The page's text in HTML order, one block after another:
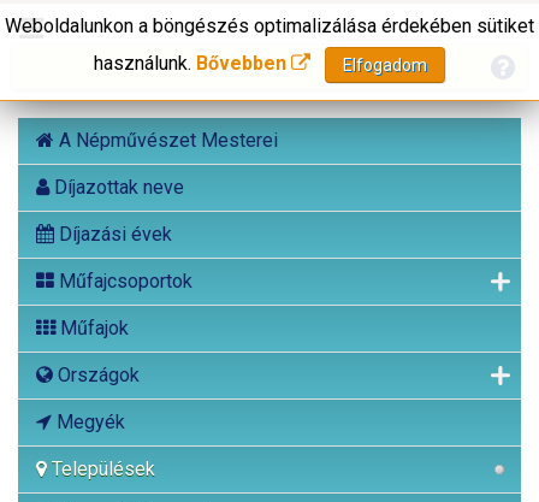
A Népművészet Mesterei
Díjazottak neve
Díjazási évek
Műfajcsoportok
Műfajok
Országok
Megyék
Települések
Weboldalunkon a böngészés optimalizálása érdekében sütiket
használunk. Bővebben Elfogadom